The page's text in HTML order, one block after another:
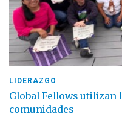
LIDERAZGO
Global Fellows utilizan
comunidades